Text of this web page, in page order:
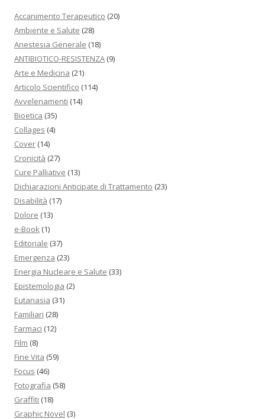
Accanimento Terapeutico (20)
Ambiente e Salute (28)
Anestesia Generale (18)
ANTIBIOTICO-RESISTENZA (9)
Arte e Medicina (21)
Articolo Scientifico (114)
Avvelenamenti (14)
Bioetica (35)
Collages (4)
Cover (14)
Cronicità (27)
Cure Palliative (13)
Dichiarazioni Anticipate di Trattamento (23)
Disabilità (17)
Dolore (13)
e-Book (1)
Editoriale (37)
Emergenza (23)
Energia Nucleare e Salute (33)
Epistemologia (2)
Eutanasia (31)
Familiari (28)
Farmaci (12)
Film (8)
Fine Vita (59)
Focus (46)
Fotografia (58)
Graffiti (18)
Graphic Novel (3)